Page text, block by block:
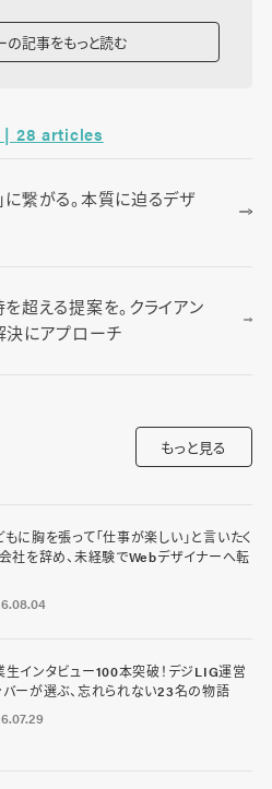
の記事をもっと読む
28 articles
繋がる。本質に迫るデザ
超える提案を。クライアン
決にアプローチ
もっと見る
に胸を張って「仕事が楽しい」と言いたく
会社を辞め、未経験でWebデザイナーへ転
生インタビュー100本突破！デジLIG運営
バーが選ぶ、忘れられない23名の物語